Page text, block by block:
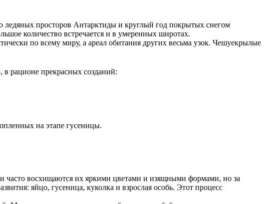
ледяных просторов Антарктиды и круглый год покрытых снегом
количество встречается и в умеренных широтах.
по всему миру, а ареал обитания других весьма узок. Чешуекрылые
в рационе прекрасных созданий:
на этапе гусеницы.
часто восхищаются их яркими цветами и изящными формами, но за
яйцо, гусеница, куколка и взрослая особь. Этот процесс